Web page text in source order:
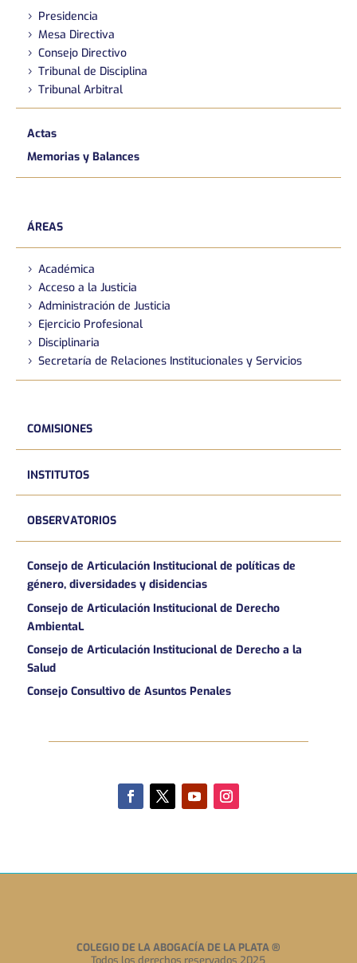
Presidencia
Mesa Directiva
Consejo Directivo
Tribunal de Disciplina
Tribunal Arbitral
Actas
Memorias y Balances
ÁREAS
Académica
Acceso a la Justicia
Administración de Justicia
Ejercicio Profesional
Disciplinaria
Secretaría de Relaciones Institucionales y Servicios
COMISIONES
INSTITUTOS
OBSERVATORIOS
Consejo de Articulación Institucional de políticas de
género, diversidades y disidencias
Consejo de Articulación Institucional de Derecho
AmbientaL
Consejo de Articulación Institucional de Derecho a la
Salud
Consejo Consultivo de Asuntos Penales
COLEGIO DE LA ABOGACÍA DE LA PLATA®
Todos los derechos reservados 2025